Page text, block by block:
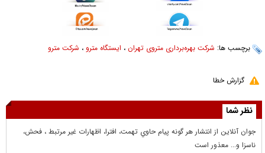
برچسب ها: شرکت بهره‌برداری متروی تهران ، ایستگاه مترو ، شرکت مترو
گزارش خطا
نظر شما
جوان آنلاين از انتشار هر گونه پيام حاوي تهمت، افترا، اظهارات غير مرتبط ، فحش،
ناسزا و... معذور است